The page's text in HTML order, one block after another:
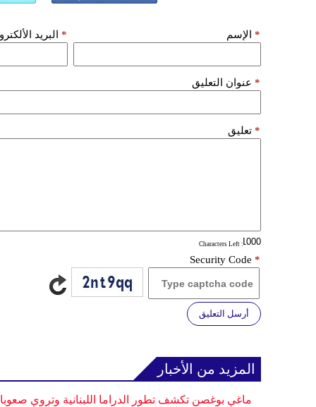
الإسم * البريد *
عنوان التعليق *
تعليق *
: Characters Left
Security Code *
أرسل التعليق
المزيد من الأخبار
ماغي بوغصن تكشف تطور الدراما اللبنانية وتروي